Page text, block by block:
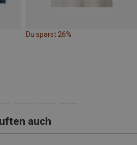
Du sparst 26%
auch